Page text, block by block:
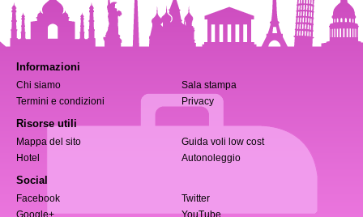
Informazioni
Chi siamo
Sala stampa
Termini e condizioni
Privacy
Risorse utili
Mappa del sito
Guida voli low cost
Hotel
Autonoleggio
Social
Facebook
Twitter
Google+
YouTube